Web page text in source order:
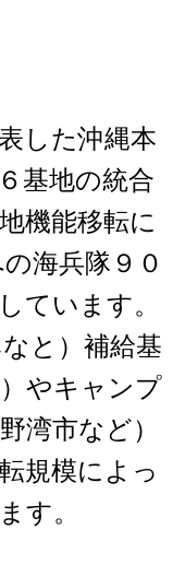
した沖縄本
基地の統合
機能移転に
海兵隊９０
ています。
と）補給基
やキャンプ
湾市など）
規模によっ
す。